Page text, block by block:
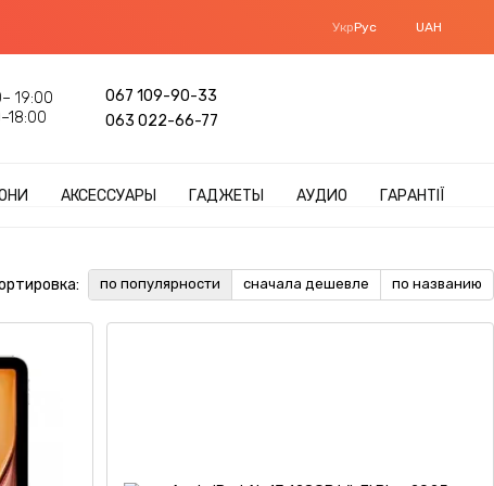
УкрРус UAH
19:00
067 109-90-33
063 022-66-77
АКСЕССУАРЫ ГАДЖЕТЫ АУДИО ГАРАНТІЇ
по популярности сначала дешевле по названию